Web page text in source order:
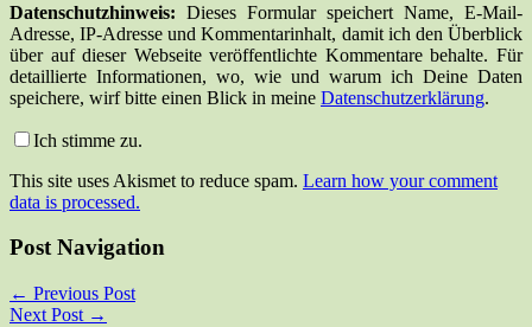
Datenschutzhinweis: Dieses Formular speichert Name, E-Mail-
Adresse, IP-Adresse und Kommentarinhalt, damit ich den Überblick
über auf dieser Webseite veröffentlichte Kommentare behalte. Für
detaillierte Informationen, wo, wie und warum ich Deine Daten
speichere, wirf bitte einen Blick in meine Datenschutzerklärung.
Ich stimme zu.
This site uses Akismet to reduce spam. Learn how your comment
data is processed.
Post Navigation
← Previous Post
Next Post →